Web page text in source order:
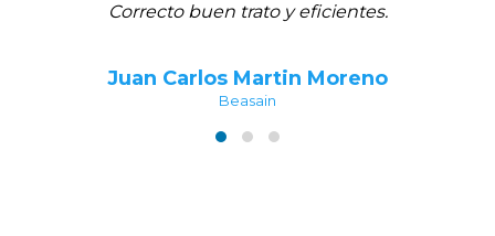
Correcto buen trato y eficientes.
Juan Carlos Martin Moreno
Beasain